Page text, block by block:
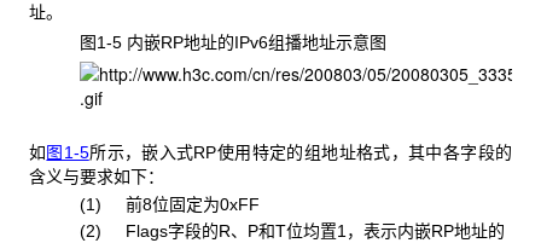
址。
图1-5 内嵌RP地址的IPv6组播地址示意图
如图1-5所示，嵌入式RP使用特定的组地址格式，其中各字段的
含义与要求如下：
(1) 前8位固定为0xFF
(2) Flags字段的R、P和T位均置1，表示内嵌RP地址的